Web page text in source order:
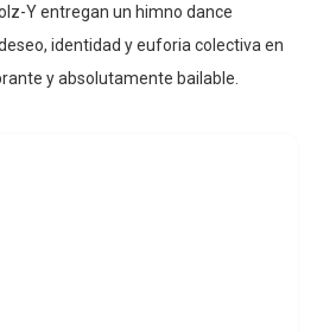
Y entregan un himno dance
identidad y euforia colectiva en
y absolutamente bailable.